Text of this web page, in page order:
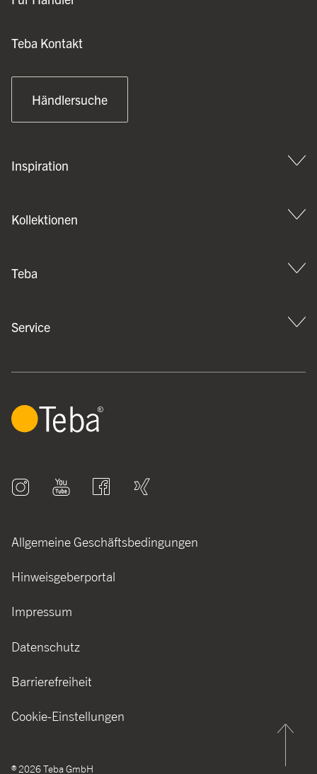
Teba Kontakt
Händlersuche
Inspiration
Kollektionen
Teba
Service
Allgemeine Geschäftsbedingungen
Hinweisgeberportal
Impressum
Datenschutz
Barrierefreiheit
Cookie-Einstellungen
® 2026Teba GmbH